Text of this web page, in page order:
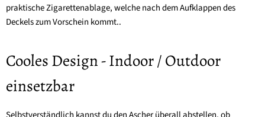
praktische Zigarettenablage, welche nach dem Aufklappen des
Deckels zum Vorschein kommt..
Cooles Design - Indoor / Outdoor
einsetzbar